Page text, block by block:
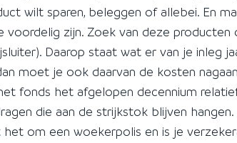
wilt sparen, beleggen of allebei. En
zijn. Zoek van deze producten
Daarop staat wat er van je inleg
moet je ook daarvan de kosten
fonds het afgelopen decennium
die aan de strijkstok blijven
om een woekerpolis en is je